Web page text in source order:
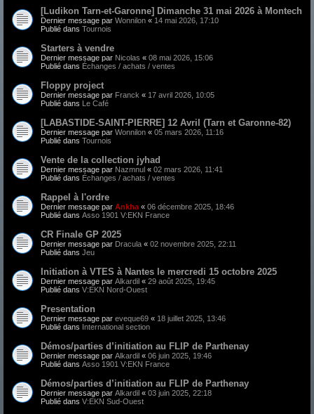
[Ludikon Tarn-et-Garonne] Dimanche 31 mai 2026 à Montech
Dernier message par Wonnilon « 14 mai 2026, 17:10
Publié dans Tournois
Starters à vendre
Dernier message par Nicolas « 08 mai 2026, 15:06
Publié dans Échanges / achats / ventes
Floppy project
Dernier message par Franck « 17 avril 2026, 10:05
Publié dans Le Café
[LABASTIDE-SAINT-PIERRE] 12 Avril (Tarn et Garonne-82)
Dernier message par Wonnilon « 05 mars 2026, 11:16
Publié dans Tournois
Vente de la collection jyhad
Dernier message par Nazmnul « 02 mars 2026, 11:41
Publié dans Échanges / achats / ventes
Rappel à l'ordre
Dernier message par Ankha « 06 décembre 2025, 18:46
Publié dans Asso 1901 V:EKN France
CR Finale GP 2025
Dernier message par Dracula « 02 novembre 2025, 22:11
Publié dans Jeu
Initiation à VTES à Nantes le mercredi 15 octobre 2025
Dernier message par Alkardil « 29 août 2025, 19:45
Publié dans V:EKN Nord-Ouest
Presentation
Dernier message par eveque69 « 18 juillet 2025, 13:46
Publié dans International section
Démos/parties d’initiation au FLIP de Parthenay
Dernier message par Alkardil « 06 juin 2025, 19:46
Publié dans Asso 1901 V:EKN France
Démos/parties d’initiation au FLIP de Parthenay
Dernier message par Alkardil « 03 juin 2025, 22:18
Publié dans V:EKN Sud-Ouest